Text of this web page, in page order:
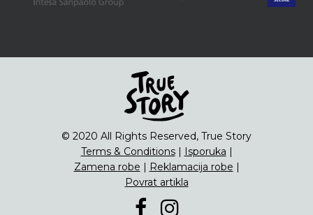
© 2020 All Rights Reserved, True Story
Terms & Conditions| Isporuka |
Zamena robe | Reklamacija robe |
Povrat artikla